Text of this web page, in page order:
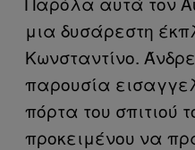
μια δυσάρεστη
Κωνσταντίνο.
παρουσία
πόρτα του σπιτιού
προκειμένου να